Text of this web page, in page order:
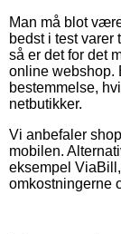
Man må blot
bedst i test varer
så er det for det
online webshop.
bestemmelse,
netbutikker.
Vi anbefaler
mobilen.
eksempel
omkostningerne